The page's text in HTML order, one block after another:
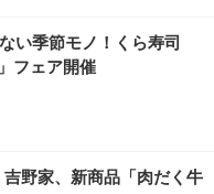
い季節モノ！くら寿司
フェア開催
野家、新商品「肉だく牛